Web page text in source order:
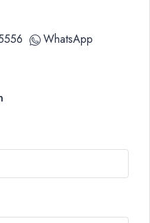
WhatsApp